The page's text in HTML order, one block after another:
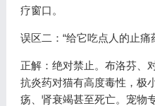
疗窗口。
误区二：“给它吃点人的止痛
正解：绝对禁止。布洛芬、
抗炎药对猫有高度毒性，极
疡、肾衰竭甚至死亡。宠物